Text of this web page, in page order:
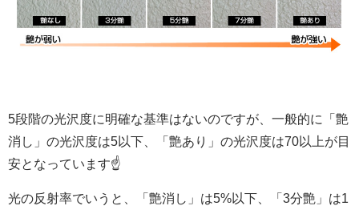
5段階の光沢度に明確な基準はないのですが、一般的に「艶
消し」の光沢度は5以下、「艶あり」の光沢度は70以上が目
安となっています☝
光の反射率でいうと、「艶消し」は5%以下、「3分艶」は1